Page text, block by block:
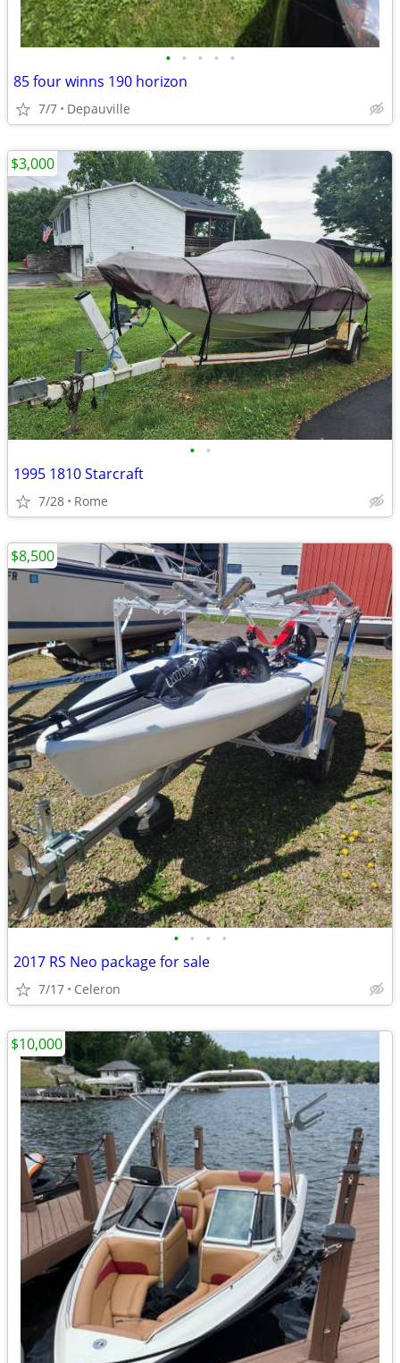
• • • • •
85 four winns 190 horizon
7/7 Depauville
• •
1995 1810 Starcraft
7/28 Rome
$3,000
• • • •
2017 RS Neo package for sale
7/17 Celeron
$8,500
$10,000